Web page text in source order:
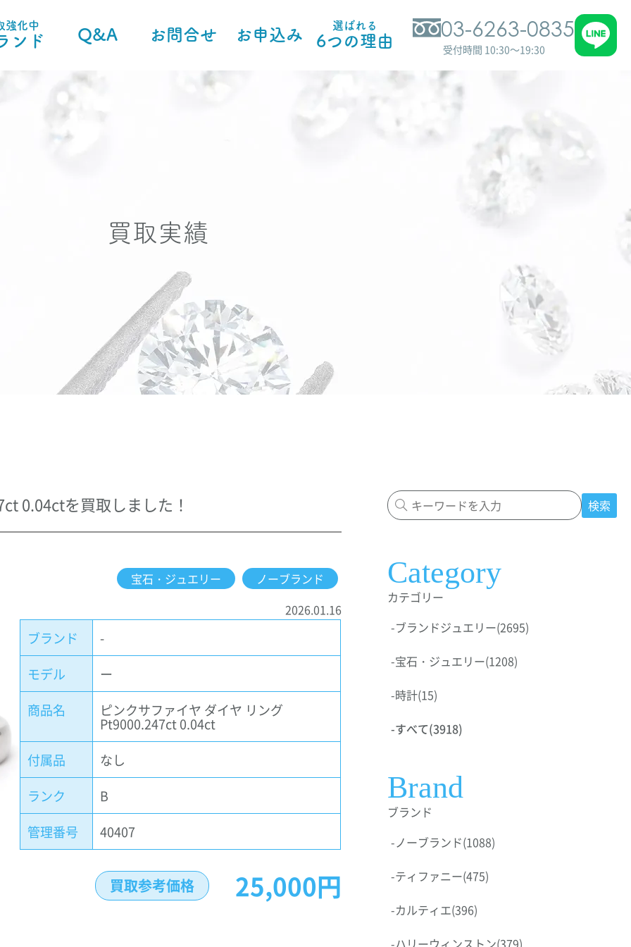
強化中
ンド Q&A お問合せ お申込み
選ばれる
6つの理由 03-6263-0835
受付時間 10:30～19:30
買取実績
0.04ctを買取しました！
宝石・ジュエリー
ノーブランド
2026.01.16
ブランド
-
モデル
ー
商品名
ピンクサファイヤ ダイヤ リング
Pt9000.247ct 0.04ct
付属品
なし
ランク
B
管理番号
40407
買取参考価格 25,000円
検索
Category
カテゴリー
-ブランドジュエリー(2695)
-宝石・ジュエリー(1208)
-時計(15)
-すべて(3918)
Brand
ブランド
-ノーブランド(1088)
-ティファニー(475)
-カルティエ(396)
-ハリーウィンストン(379)